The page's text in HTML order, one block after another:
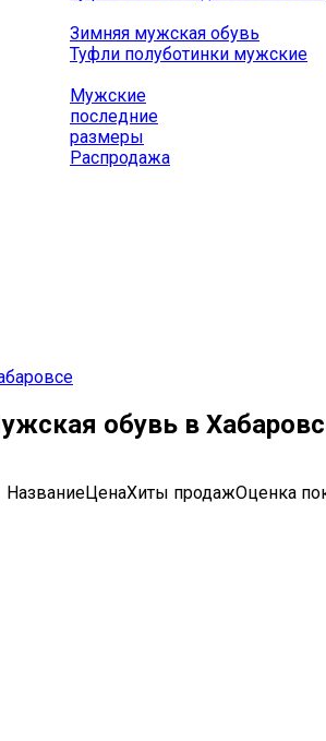
Зимняя мужская обувь
Туфли полуботинки мужские
Мужские
последние
размеры
Распродажа
обувь в
НазваниеЦенаХиты продажОценка